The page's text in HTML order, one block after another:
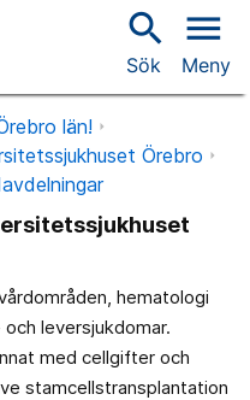
search
Sök
menu
Meny
län!
Örebro
hematologi
leversjukdomar.
med cellgifter och
stamcellstransplantation